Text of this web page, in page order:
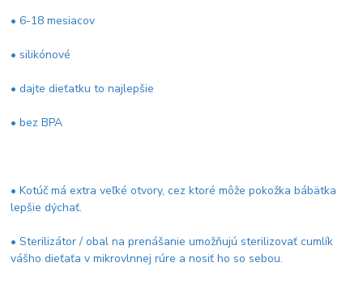
• 6-18 mesiacov
• silikónové
• dajte dieťatku to najlepšie
• bez BPA
• Kotúč má extra veľké otvory, cez ktoré môže pokožka bábätka
lepšie dýchať.
• Sterilizátor / obal na prenášanie umožňujú sterilizovať cumlík
vášho dieťaťa v mikrovlnnej rúre a nosiť ho so sebou.